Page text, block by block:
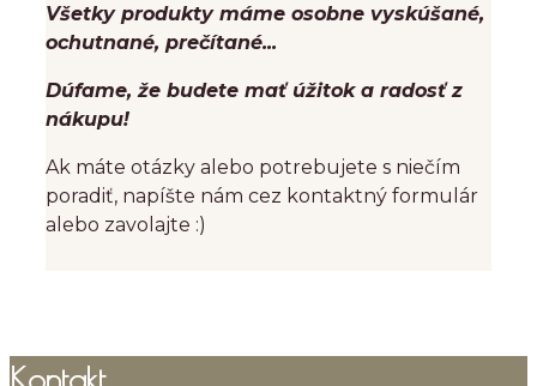
Všetky produkty máme osobne vyskúšané,
ochutnané, prečítané...
Dúfame, že budete mať úžitok a radosť z
nákupu!
Ak máte otázky alebo potrebujete s niečím
poradiť, napíšte nám cez kontaktný formulár
alebo zavolajte :)